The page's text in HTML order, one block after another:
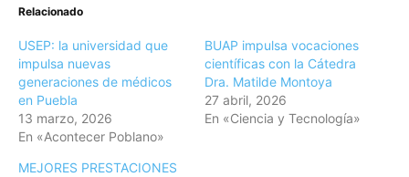
Relacionado
USEP: la universidad que
impulsa nuevas
generaciones de médicos
en Puebla
13 marzo, 2026
En «Acontecer Poblano»
BUAP impulsa vocaciones
científicas con la Cátedra
Dra. Matilde Montoya
27 abril, 2026
En «Ciencia y Tecnología»
MEJORES PRESTACIONES